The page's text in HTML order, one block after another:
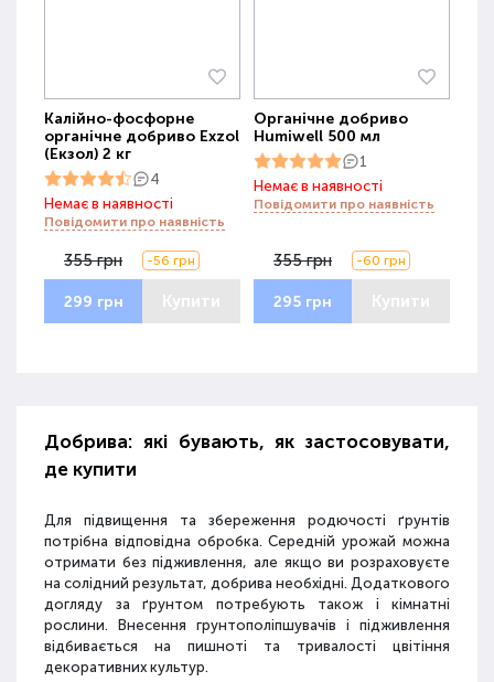
Калійно-фосфорне
органічне добриво Exzol
(Екзол) 2 кг
4
Немає в наявності
Повідомити про наявність
355 грн -56 грн
299 грн Купити
Органічне добриво
Humiwell 500 мл
1
Немає в наявності
Повідомити про наявність
355 грн -60 грн
295 грн Купити
Добрива: які бувають, як застосовувати,
де купити
Для підвищення та збереження родючості ґрунтів
потрібна відповідна обробка. Середній урожай можна
отримати без підживлення, але якщо ви розраховуєте
на солідний результат, добрива необхідні. Додаткового
догляду за ґрунтом потребують також і кімнатні
рослини. Внесення грунтополіпшувачів і підживлення
відбивається на пишноті та тривалості цвітіння
декоративних культур.